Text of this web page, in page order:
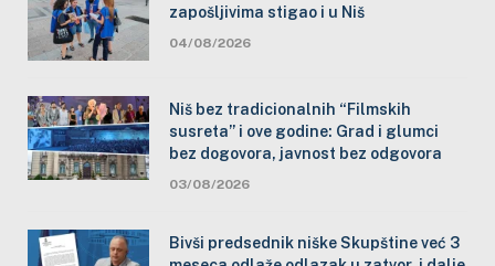
zapošljivima stigao i u Niš
04/08/2026
Niš bez tradicionalnih “Filmskih
susreta” i ove godine: Grad i glumci
bez dogovora, javnost bez odgovora
03/08/2026
Bivši predsednik niške Skupštine već 3